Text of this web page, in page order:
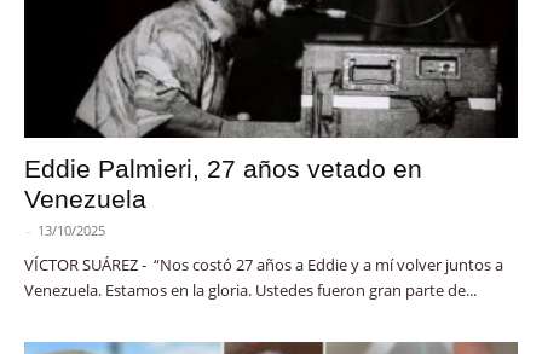
Eddie Palmieri, 27 años vetado en
Venezuela
- 13/10/2025
VÍCTOR SUÁREZ - “Nos costó 27 años a Eddie y a mí volver juntos a
Venezuela. Estamos en la gloria. Ustedes fueron gran parte de...